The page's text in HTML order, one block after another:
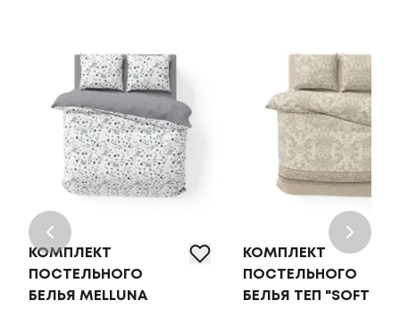
КОМПЛЕКТ
ПОСТЕЛЬНОГО
БЕЛЬЯ MELLUNA
КОМПЛЕКТ
ПОСТЕЛЬНОГО
БЕЛЬЯ ТЕП "SOFT